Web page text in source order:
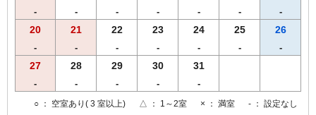
- - - - - - -
20
-
21
-
22
-
23
-
24
-
25
-
26
-
27
-
28
-
29
-
30
-
31
-
○ ： 空室あり( 3 室以上) △ ： 1～2室 × ： 満室 - ： 設定なし